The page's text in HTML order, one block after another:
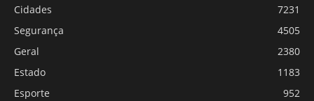
Cidades
7231
Segurança
4505
Geral
2380
Estado
1183
Esporte
952